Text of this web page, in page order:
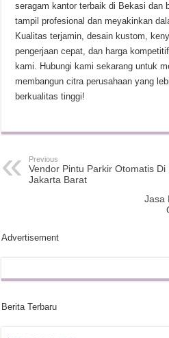
seragam kantor terbaik di Bekasi dan
tampil profesional dan meyakinkan
Kualitas terjamin, desain kustom,
pengerjaan cepat, dan harga
kami. Hubungi kami sekarang untuk
membangun citra perusahaan yang
berkualitas tinggi!
Previous
Vendor Pintu Parkir Otomatis Di
Jakarta Barat
Jasa
Advertisement
Berita Terbaru